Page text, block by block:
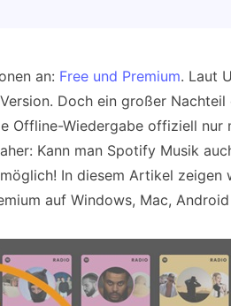
an: Free und Premium. Laut
Doch ein großer Nachteil
Offline-Wiedergabe offiziell nur
Kann man Spotify Musik
In diesem Artikel zeigen
auf Windows, Mac,